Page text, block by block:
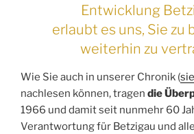
Entwicklung
erlaubt es uns, Sie zu
weiterhin zu
Wie Sie auch in unserer Chronik (
nachlesen können, tragen die
1966 und damit seit nunmehr 60
Verantwortung für Betzigau und